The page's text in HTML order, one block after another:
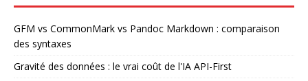
GFM vs CommonMark vs Pandoc Markdown : comparaison
des syntaxes
Gravité des données : le vrai coût de l'IA API-First